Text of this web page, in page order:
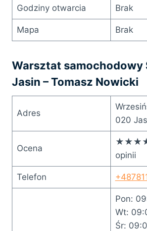
Godziny otwarcia Brak
Mapa Brak
Warsztat samochodowy
Jasin – Tomasz Nowicki
Adres
020
Ocena
opinii
Telefon
Pon:
Wt:
Śr: